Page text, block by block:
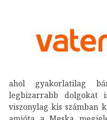
ahol gyakorlatilag
legbizarrabb dolgokat
viszonylag kis számban